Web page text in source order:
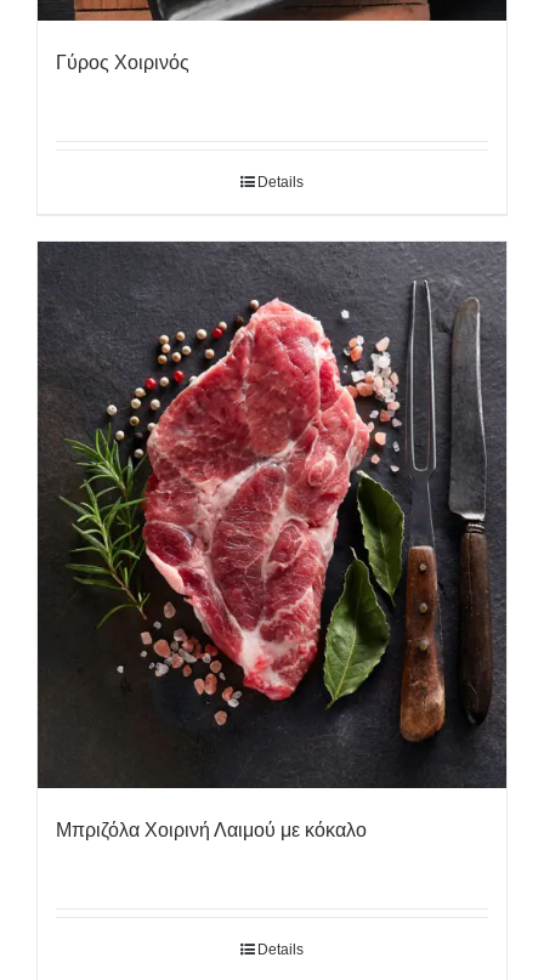
Γύρος Χοιρινός
Details
Μπριζόλα Χοιρινή Λαιμού με κόκαλο
Details